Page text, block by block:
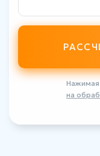
Нажимая
на